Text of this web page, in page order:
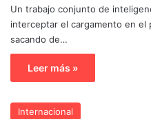
Un trabajo conjunto de
interceptar el cargamento en el
sacando de…
Leer más »
Internacional